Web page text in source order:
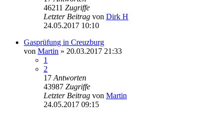
46211 Zugriffe
Letzter Beitrag von Dirk H
24.05.2017 10:10
Gasprüfung in Creuzburg
von Martin » 20.03.2017 21:33
1
2
17 Antworten
43987 Zugriffe
Letzter Beitrag von Martin
24.05.2017 09:15